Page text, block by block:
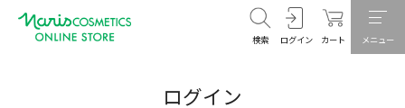
検索 ログイン カート メニュー
ログイン